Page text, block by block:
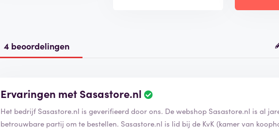
4 beoordelingen
Ervaringen met Sasastore.nl
Het bedrijf Sasastore.nl is geverifieerd door ons. De webshop Sasastore.nl is al
betrouwbare partij om te bestellen. Sasastore.nl is lid bij de KvK (kamer van